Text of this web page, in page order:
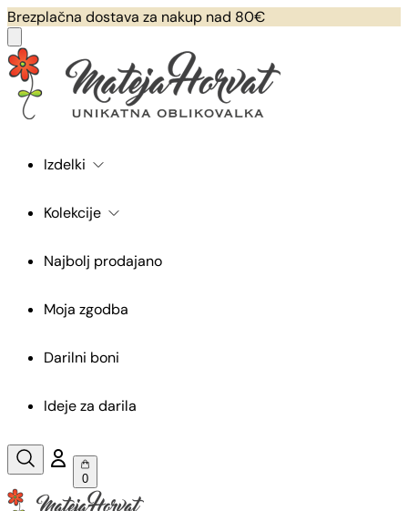
Brezplačna dostava za nakup nad 80€
Izdelki
Kolekcije
Najbolj prodajano
Moja zgodba
Darilni boni
Ideje za darila
0